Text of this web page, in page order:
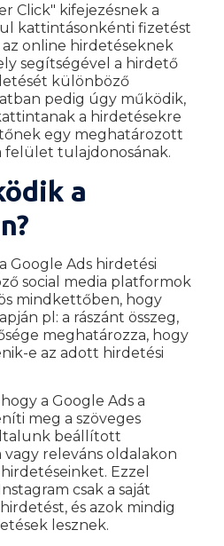
Click" kifejezésnek a
kattintásonkénti fizetést
online hirdetéseknek
segítségével a hirdető
különböző
pedig úgy működik,
a hirdetésekre
egy meghatározott
felület tulajdonosának.
a
Google Ads hirdetési
social media platformok
mindkettőben, hogy
pl: a rászánt összeg,
meghatározza, hogy
e az adott hirdetési
a Google Ads a
meg a szöveges
beállított
vagy releváns oldalakon
Ezzel
csak a saját
és azok mindig
lesznek.